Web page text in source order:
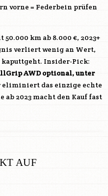
vorne = Federbein prüfen
50.000 km ab 8.000 €, 2023+
verliert wenig an Wert,
Insider-Pick:
AWD optional, unter
das einzige echte
ab 2023 macht den Kauf fast
AUF